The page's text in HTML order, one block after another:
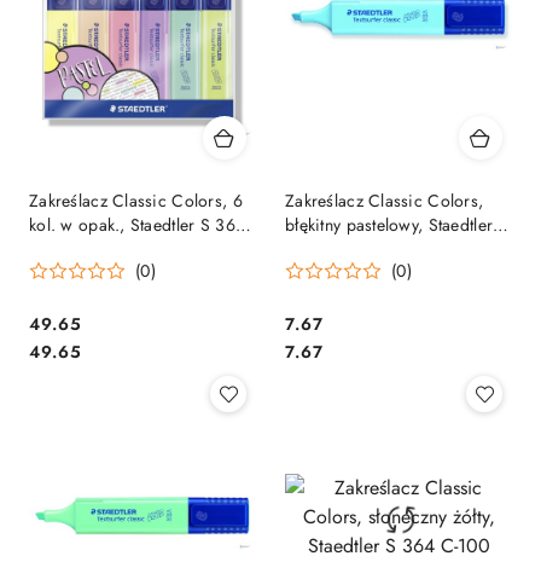
Zakreślacz Classic Colors, 6
kol. w opak., Staedtler S 364
(0)
Cena:
49.65
Cena:
49.65
Zakreślacz Classic Colors,
błękitny pastelowy, Staedtler S
(0)
Cena:
7.67
Cena:
7.67